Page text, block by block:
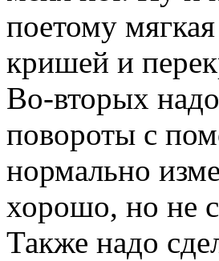
поетому
кришей и
Во-вторых
повороты с
нормально
хорошо, но не
Также надо